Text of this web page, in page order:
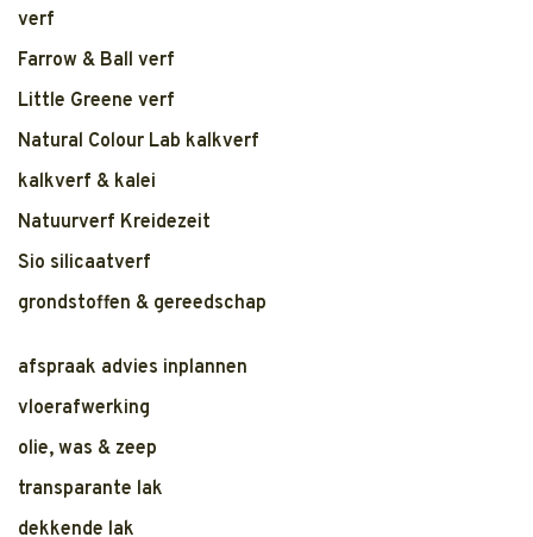
verf
Farrow & Ball verf
Little Greene verf
Natural Colour Lab kalkverf
kalkverf & kalei
Natuurverf Kreidezeit
Sio silicaatverf
grondstoffen & gereedschap
afspraak advies inplannen
vloerafwerking
olie, was & zeep
transparante lak
dekkende lak